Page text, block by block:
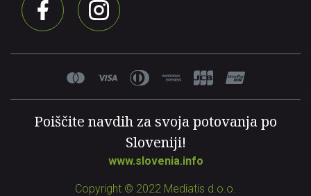
Poiščite navdih za svoja potovanja po
Sloveniji!
www.slovenia.info
Copyright © 2022 Mediatis d.o.o.